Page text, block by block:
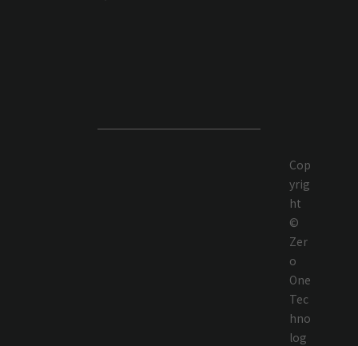
Cop
yrig
ht
©
Zer
o
One
Tec
hno
log